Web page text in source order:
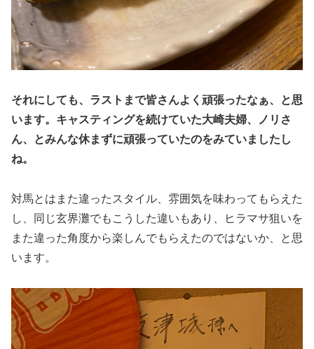
それにしても、ラストまで皆さんよく頑張ったなぁ、と思
います。キャスティングを続けていた大崎夫婦、ノリさ
ん、とみんな休まずに頑張っていたのをみていましたし
ね。
対馬とはまた違ったスタイル、雰囲気を味わってもらえた
し、同じ玄界灘でもこうした違いもあり、ヒラマサ狙いを
また違った角度から楽しんでもらえたのではないか、と思
います。